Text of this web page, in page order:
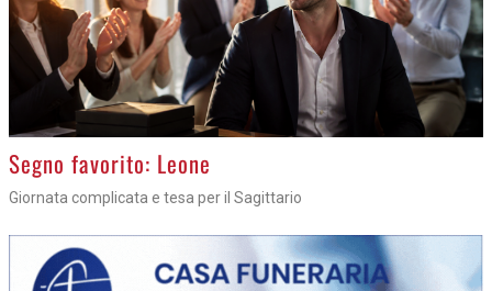
>
Segno favorito: Leone
Giornata complicata e tesa per il Sagittario